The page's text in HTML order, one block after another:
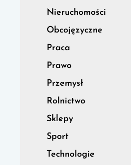
Nieruchomości
Obcojęzyczne
Praca
Prawo
Przemysł
Rolnictwo
Sklepy
Sport
Technologie